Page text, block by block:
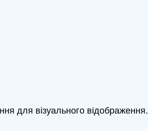
для візуального відображення.